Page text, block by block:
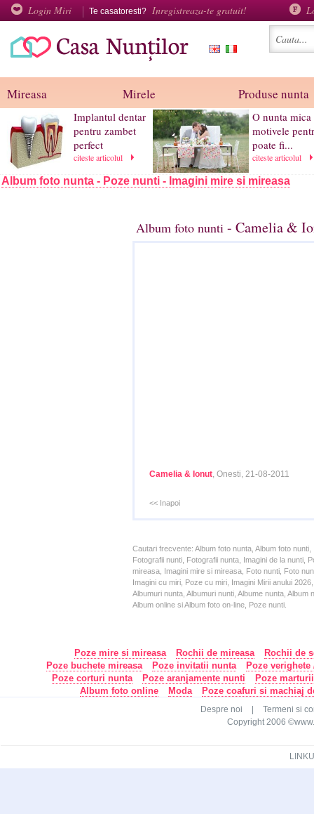
Login Miri Te casatoresti? Inregistreaza-te gratuit!
Mireasa Mirele Produse nunta
Implantul dentar
pentru zambet
perfect
citeste articolul
O nunta mica
motivele
poate fi...
citeste articolul
Album foto nunta - Poze nunti - Imagini mire si mireasa
Album foto nunti - Camelia &
Camelia & Ionut, Onesti, 21-08-2011
<< Inapoi
Cautari frecvente: Album foto nunta, Album foto
Fotografii nunti, Fotografii nunta, Imagini de la nunti,
mireasa, Imagini mire si mireasa, Foto nunti, Foto
Imagini cu miri, Poze cu miri, Imagini Mirii anului
Albumuri nunta, Albumuri nunti, Albume nunta,
Album online si Album foto on-line, Poze nunti.
Poze mire si mireasa Rochii de mireasa
Rochii de
Poze buchete mireasa
Poze invitatii nunta
Poze
Poze corturi nunta
Poze aranjamente nunti
Poze
Album foto online
Moda Poze coafuri si machiaj
Despre noi
Termeni si
Copyright 2006